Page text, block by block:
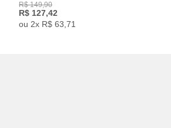
R$ 149,90
R$ 127,42
ou 2x R$ 63 71